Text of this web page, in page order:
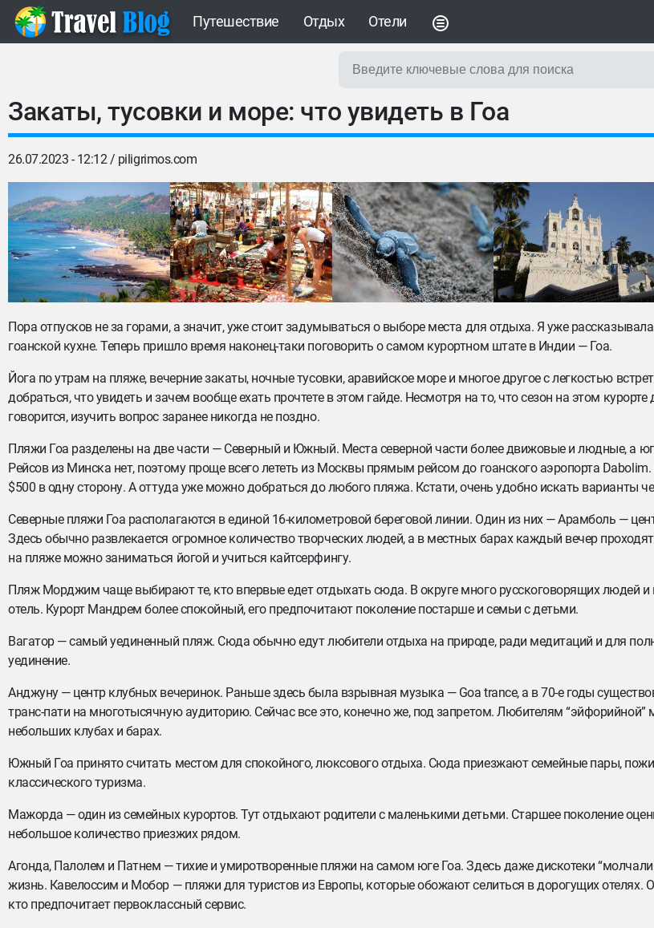
Путешествие Отдых Отели
Закаты, тусовки и море: что увидеть в Гоа
26.07.2023 - 12:12 / piligrimos.com
Пора отпусков не за горами, а значит, уже стоит задумываться о выборе места для отдыха. Я уже
гоанской кухне. Теперь пришло время наконец-таки поговорить о самом курортном штате в Индии — Гоа.
Йога по утрам на пляже, вечерние закаты, ночные тусовки, аравийское море и многое другое с легкостью
добраться, что увидеть и зачем вообще ехать прочтете в этом гайде. Несмотря на то, что сезон на этом
говорится, изучить вопрос заранее никогда не поздно.
Пляжи Гоа разделены на две части — Северный и Южный. Места северной части более движовые и людные, а юг
Рейсов из Минска нет, поэтому проще всего лететь из Москвы прямым рейсом до гоанского аэропорта Dabolim.
$500 в одну сторону. А оттуда уже можно добраться до любого пляжа. Кстати, очень удобно искать варианты
Северные пляжи Гоа располагаются в единой 16-километровой береговой линии. Один из них — Арамболь —
Здесь обычно развлекается огромное количество творческих людей, а в местных барах каждый вечер
на пляже можно заниматься йогой и учиться кайтсерфингу.
Пляж Морджим чаще выбирают те, кто впервые едет отдыхать сюда. В округе много русскоговорящих людей и
отель. Курорт Мандрем более спокойный, его предпочитают поколение постарше и семьи с детьми.
Вагатор — самый уединенный пляж. Сюда обычно едут любители отдыха на природе, ради медитаций и для
уединение.
Анджуну — центр клубных вечеринок. Раньше здесь была взрывная музыка — Goa trance, а в 70-е годы
транс-пати на многотысячную аудиторию. Сейчас все это, конечно же, под запретом. Любителям “эйфорийной”
небольших клубах и барах.
Южный Гоа принято считать местом для спокойного, люксового отдыха. Сюда приезжают семейные пары,
классического туризма.
Мажорда — один из семейных курортов. Тут отдыхают родители с маленькими детьми. Старшее поколение
небольшое количество приезжих рядом.
Агонда, Палолем и Патнем — тихие и умиротворенные пляжи на самом юге Гоа. Здесь даже дискотеки
жизнь. Кавелоссим и Мобор — пляжи для туристов из Европы, которые обожают селиться в дорогущих отелях.
кто предпочитает первоклассный сервис.